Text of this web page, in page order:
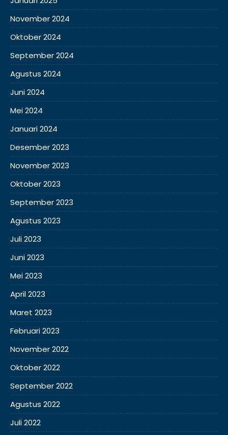
November 2024
Oktober 2024
September 2024
Agustus 2024
Juni 2024
Mei 2024
Januari 2024
Desember 2023
November 2023
Oktober 2023
September 2023
Agustus 2023
Juli 2023
Juni 2023
Mei 2023
April 2023
Maret 2023
Februari 2023
November 2022
Oktober 2022
September 2022
Agustus 2022
Juli 2022